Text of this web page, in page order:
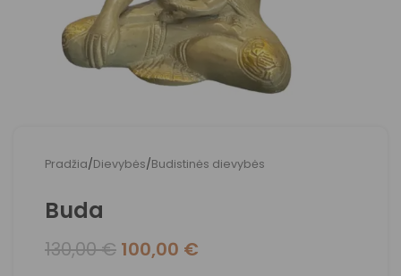
Pradžia/Dievybės/Budistinės dievybės
Buda
130,00€ 100,00 €